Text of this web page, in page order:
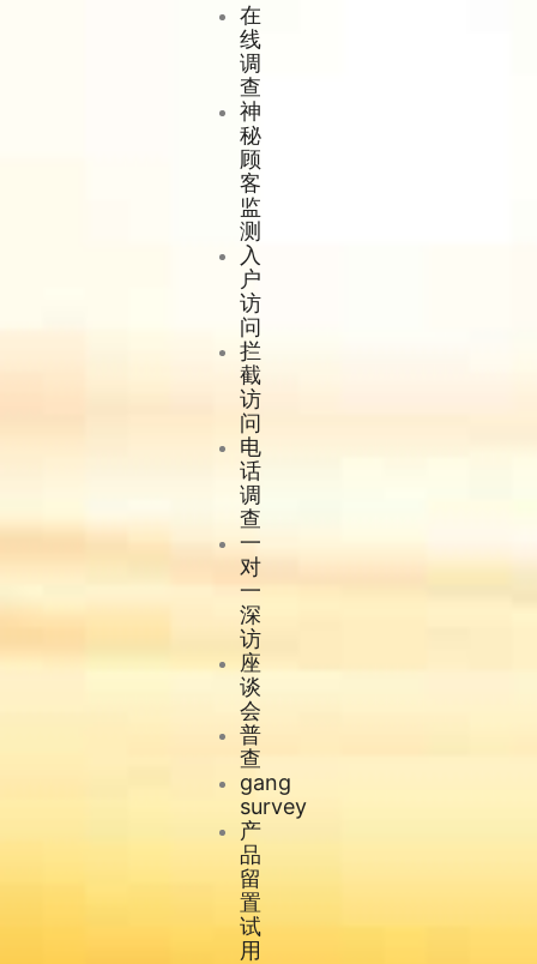
在
线
调
查
神
秘
顾
客
监
测
入
户
访
问
拦
截
访
问
电
话
调
查
一
对
一
深
访
座
谈
会
普
查
gang
survey
产
品
留
置
试
用